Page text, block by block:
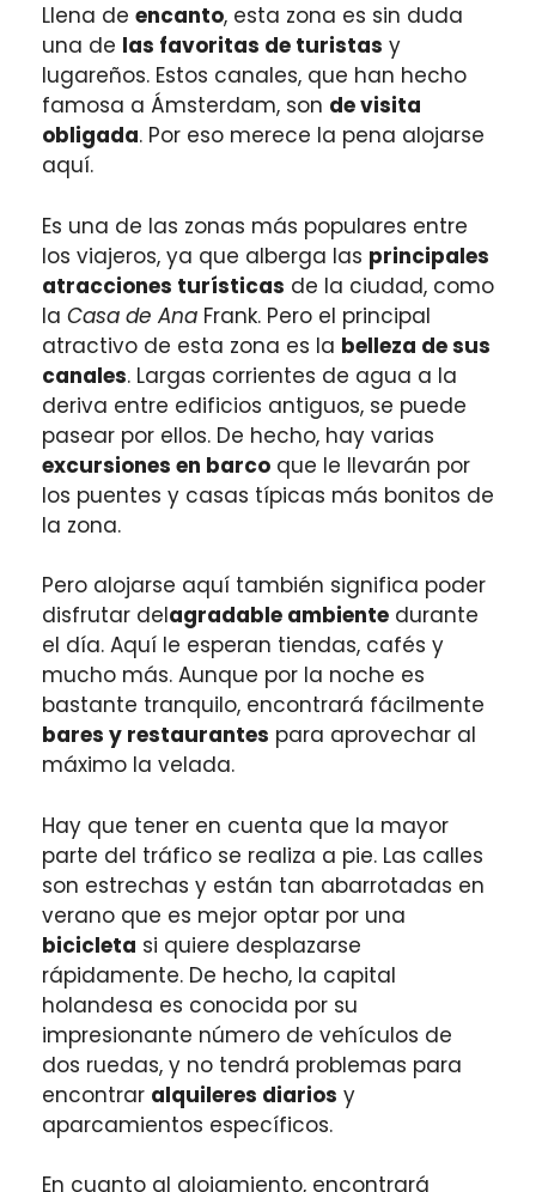
Llena de encanto, esta zona es sin duda
una de las favoritas de turistas y
lugareños. Estos canales, que han hecho
famosa a Ámsterdam, son de visita
obligada. Por eso merece la pena alojarse
aquí.
Es una de las zonas más populares entre
los viajeros, ya que alberga las principales
atracciones turísticas de la ciudad, como
la Casa de Ana Frank. Pero el principal
atractivo de esta zona es la belleza de sus
canales. Largas corrientes de agua a la
deriva entre edificios antiguos, se puede
pasear por ellos. De hecho, hay varias
excursiones en barco que le llevarán por
los puentes y casas típicas más bonitos de
la zona.
Pero alojarse aquí también significa poder
disfrutar delagradable ambiente durante
el día. Aquí le esperan tiendas, cafés y
mucho más. Aunque por la noche es
bastante tranquilo, encontrará fácilmente
bares y restaurantes para aprovechar al
máximo la velada.
Hay que tener en cuenta que la mayor
parte del tráfico se realiza a pie. Las calles
son estrechas y están tan abarrotadas en
verano que es mejor optar por una
bicicleta si quiere desplazarse
rápidamente. De hecho, la capital
holandesa es conocida por su
impresionante número de vehículos de
dos ruedas, y no tendrá problemas para
encontrar alquileres diarios y
aparcamientos específicos.
En cuanto al alojamiento, encontrará